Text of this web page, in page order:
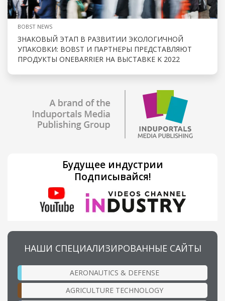
BOBST NEWS
ЗНАКОВЫЙ ЭТАП В РАЗВИТИИ ЭКОЛОГИЧНОЙ
УПАКОВКИ: BOBST И ПАРТНЕРЫ ПРЕДСТАВЛЯЮТ
ПРОДУКТЫ ONEBARRIER НА ВЫСТАВКЕ K 2022
Будущее индустрии
Подписывайся!
НАШИ СПЕЦИАЛИЗИРОВАННЫЕ САЙТЫ
AERONAUTICS & DEFENSE
AGRICULTURE TECHNOLOGY